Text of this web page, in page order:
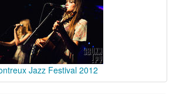
Jazz Festival 2012